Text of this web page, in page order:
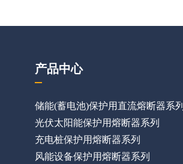
产品中心
储能(蓄电池)保护用直流熔断器系列
光伏太阳能保护用熔断器系列
充电桩保护用熔断器系列
风能设备保护用熔断器系列